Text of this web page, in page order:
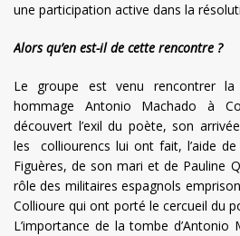
une participation active dans la
Alors qu’en est-il de cette rencontre ?
Le groupe est venu rencontrer
hommage Antonio Machado à
découvert l’exil du poète, son
les colliourencs lui ont fait, l’aide de
Figuères, de son mari et de Pauline
rôle des militaires espagnols
Collioure qui ont porté le cercueil du
L’importance de la tombe